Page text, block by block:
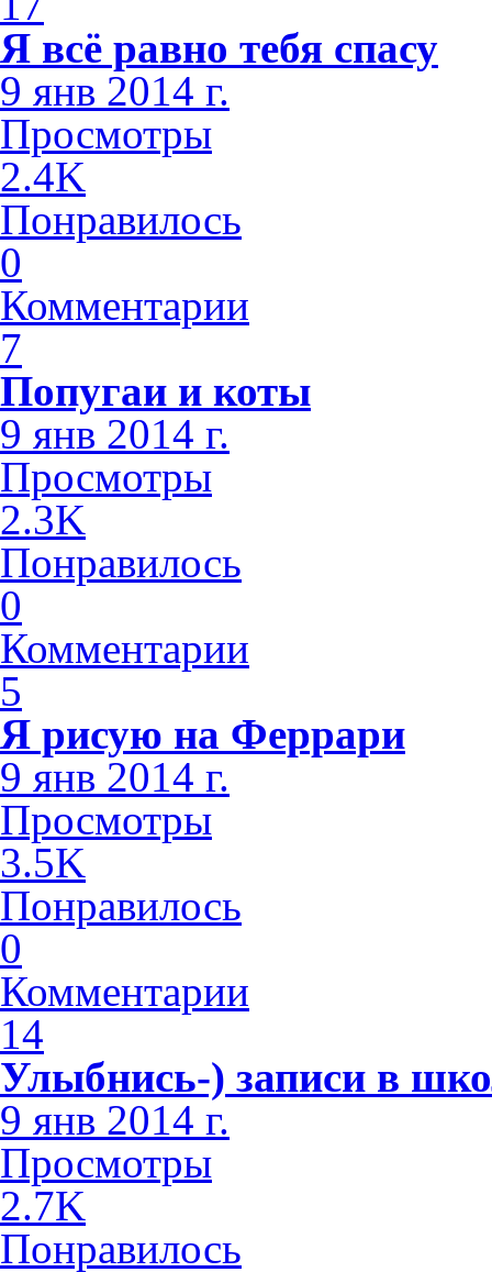
Я всё равно тебя спасу
9 янв 2014 г.
Просмотры
2.4K
Понравилось
0
Комментарии
7
Попугаи и коты
9 янв 2014 г.
Просмотры
2.3K
Понравилось
0
Комментарии
5
Я рисую на Феррари
9 янв 2014 г.
Просмотры
3.5K
Понравилось
0
Комментарии
14
Улыбнись-) записи в
9 янв 2014 г.
Просмотры
2.7K
Понравилось